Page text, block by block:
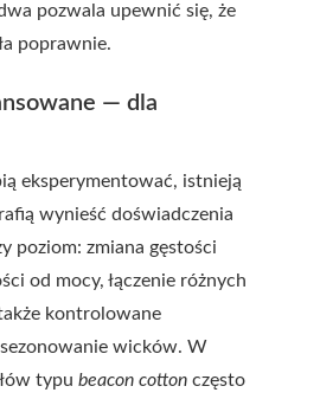
pozwala upewnić się, że
poprawnie.
— dla
eksperymentować, istnieją
wynieść doświadczenia
poziom: zmiana gęstości
od mocy, łączenie różnych
kontrolowane
sezonowanie wicków. W
typu beacon cotton często